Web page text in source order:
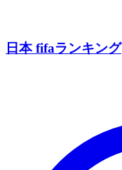
日本 fifaランキング